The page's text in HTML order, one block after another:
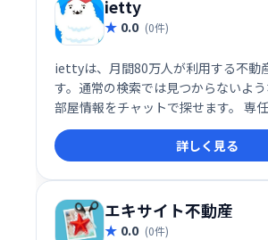
ietty
0.0 (0件)
iettyは、月間80万人が利用する不動
す。通常の検索では見つからないよ
部屋情報をチャットで探せます。 専
やり取りしながら、理想のお部屋探
す。 あなたにぴったりの物件を、
ださい！
詳しく見る
エキサイト不動産
0.0 (0件)